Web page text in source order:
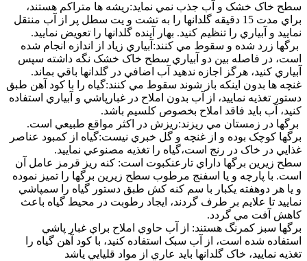
سطح خاک خشک و آب جذب نمي نمايد:ريشه ها متراکم هستند،
براي مدت 15 دقيقه گلدانها را به تشت و يت سطل پر از آب منتقل
نماييد و آبياري را تنظيم کنيد. بهار آينده گلدانها را تعويض نماييد.
برگها زرد شده و سقوط مي کنند:آبياري زياد از اندازه انجام شده
است، در فاصله بين دو آبياري سطح خاک خشک نگه داشته سپس
آبياري کنيد، هرگز اجازه ندهيد آب اضافي در گلدانها باقي بماند.
غنچه ها بدون اينکه باز شوند سقوط مي کنند:گياه را با کود آهن طبق
دستور تغذيه نماييد، از آب بدون املاح در غبارپاشي و آبياري استفاده
کنيد، آب بايد فاقد املاح بخصوص کلسيم باشد.
برگها در زمستان مي ريزند:ريزش در اکثر مواقع طبيعي است.
برگها کوچک بوده و از غنچه و گل خبري نيست:گياه از کمبود عناصر
غذايي در خاک در رنج است،گياه را تغذيه مصنوعي نماييد.
سطح زيرين برگها داراي تارعنکبوت است: کنه ريز قرمز عامل آن
است. با پارچه و يا اسفنج مرطوب سطح زيرين برگها را تميز نموده
و يا هر دوهفته يکبار با سم کنه کش طبق دستور گياه را سمپاشي
نماييد تا علايم بر طرف گردند، ايجاد رطوبت در محيط گياه باعث
کاهش آفت مي گردد.
برگها سبز کمرنگ هستند: از آب حاوي املاح براي غبار پاشي
استفاده شده است، از آب سبک استفاده کنيد، با کود آهن گياه را
تغذيه نماييد، خاک گلدانها بايد عاري از مواد قليايي ياشد